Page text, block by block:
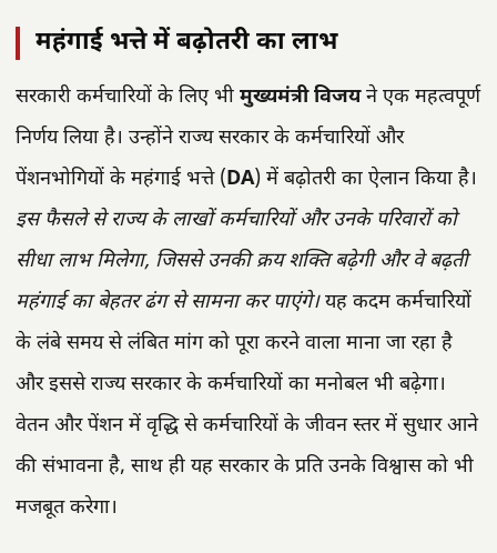
महंगाई भत्ते में बढ़ोतरी का लाभ
सरकारी कर्मचारियों के लिए भी मुख्यमंत्री विजयने एक महत्वपूर्ण
निर्णय लिया है। उन्होंने राज्य सरकार के कर्मचारियों और
पेंशनभोगियों के महंगाई भत्ते (DA) में बढ़ोतरी का ऐलान किया है।
इस फैसले से राज्य के लाखों कर्मचारियों और उनके परिवारों को
सीधा लाभ मिलेगा, जिससे उनकी क्रय शक्ति बढ़ेगी और वे बढ़ती
महंगाई का बेहतर ढंग से सामना कर पाएंगे।यह कदम कर्मचारियों
के लंबे समय से लंबित मांग को पूरा करने वाला माना जा रहा है
और इससे राज्य सरकार के कर्मचारियों का मनोबल भी बढ़ेगा।
वेतन और पेंशन में वृद्धि से कर्मचारियों के जीवन स्तर में सुधार आने
की संभावना है, साथ ही यह सरकार के प्रति उनके विश्वास को भी
मजबूत करेगा।